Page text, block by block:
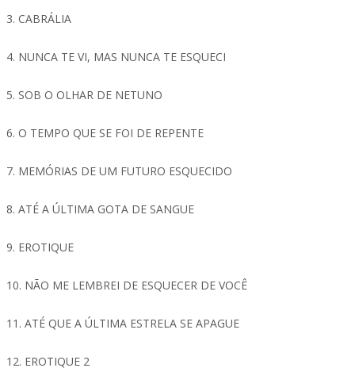
3. CABRÁLIA
4. NUNCA TE VI, MAS NUNCA TE ESQUECI
5. SOB O OLHAR DE NETUNO
6. O TEMPO QUE SE FOI DE REPENTE
7. MEMÓRIAS DE UM FUTURO ESQUECIDO
8. ATÉ A ÚLTIMA GOTA DE SANGUE
9. EROTIQUE
10. NÃO ME LEMBREI DE ESQUECER DE VOCÊ
11. ATÉ QUE A ÚLTIMA ESTRELA SE APAGUE
12. EROTIQUE 2